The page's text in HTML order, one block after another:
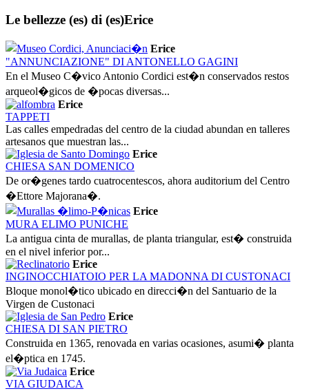
Le bellezze (es) di (es)Erice
Erice
"ANNUNCIAZIONE" DI ANTONELLO GAGINI
En el Museo C�vico Antonio Cordici est�n conservados restos
arqueol�gicos de �pocas diversas...
Erice
TAPPETI
Las calles empedradas del centro de la ciudad abundan en talleres
artesanos que muestran las...
Erice
CHIESA SAN DOMENICO
De or�genes tardo cuatrocentescos, ahora auditorium del Centro
�Ettore Majorana�.
Erice
MURA ELIMO PUNICHE
La antigua cinta de murallas, de planta triangular, est� construida
en el nivel inferior por...
Erice
INGINOCCHIATOIO PER LA MADONNA DI CUSTONACI
Bloque monol�tico ubicado en direcci�n del Santuario de la
Virgen de Custonaci
Erice
CHIESA DI SAN PIETRO
Construida en 1365, renovada en varias ocasiones, asumi� planta
el�ptica en 1745.
Erice
VIA GIUDAICA